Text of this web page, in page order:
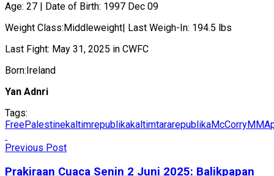
Age: 27 | Date of Birth: 1997 Dec 09
Weight Class:Middleweight| Last Weigh-In: 194.5 lbs
Last Fight: May 31, 2025 in CWFC
Born:Ireland
Yan Adnri
Tags:
FreePalestinekaltimrepublikakaltimtararepublikaMcCorryMMA
Previous Post
Prakiraan Cuaca Senin 2 Juni 2025: Balikpapan